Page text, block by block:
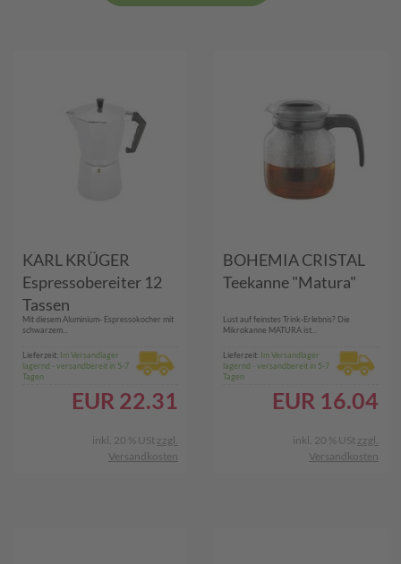
KARL KRÜGER
Espressobereiter 12
Tassen
Mit diesem Aluminium- Espressokocher mit
schwarzem...
Lieferzeit: Im Versandlager
lagernd - versandbereit in 5-7
Tagen
EUR 22.31
inkl. 20 % USt zzgl.
Versandkosten
BOHEMIA CRISTAL
Teekanne "Matura"
Lust auf feinstes Trink-Erlebnis? Die
Mikrokanne MATURA ist...
Lieferzeit: Im Versandlager
lagernd - versandbereit in 5-7
Tagen
EUR 16.04
inkl. 20 % USt zzgl.
Versandkosten